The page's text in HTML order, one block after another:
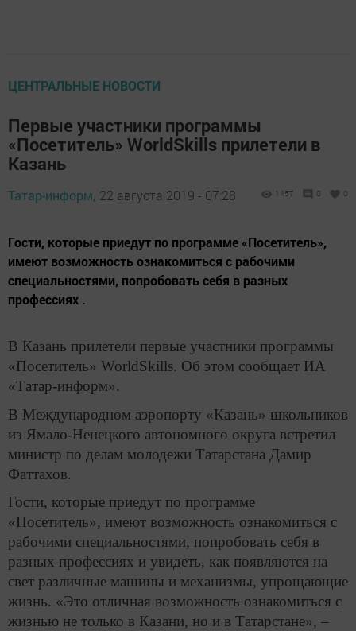
ЦЕНТРАЛЬНЫЕ НОВОСТИ
Первые участники программы
«Посетитель» WorldSkills прилетели в
Казань
Татар-информ, 22 августа 2019 - 07:28 1457 0 0
Гости, которые приедут по программе «Посетитель»,
имеют возможность ознакомиться с рабочими
специальностями, попробовать себя в разных
профессиях .
В Казань прилетели первые участники программы
«Посетитель» WorldSkills. Об этом сообщает ИА
«Татар-информ».
В Международном аэропорту «Казань» школьников
из Ямало-Ненецкого автономного округа встретил
министр по делам молодежи Татарстана Дамир
Фаттахов.
Гости, которые приедут по программе
«Посетитель», имеют возможность ознакомиться с
рабочими специальностями, попробовать себя в
разных профессиях и увидеть, как появляются на
свет различные машины и механизмы, упрощающие
жизнь. «Это отличная возможность ознакомиться с
жизнью не только в Казани, но и в Татарстане», –